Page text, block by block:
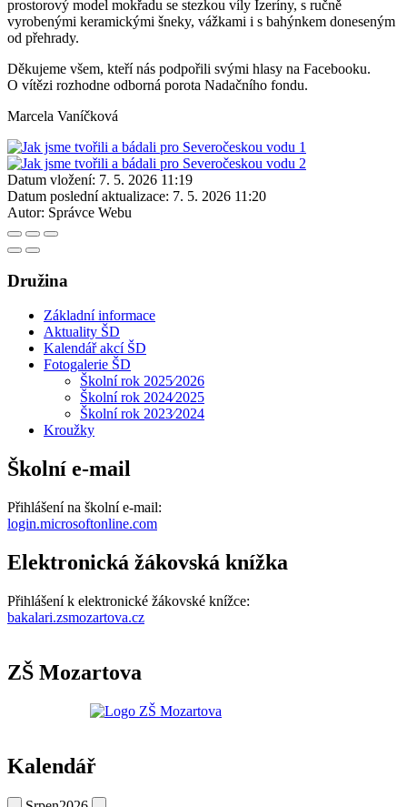
prostorový model mokřadu se stezkou víly Izeríny, s ručně
vyrobenými keramickými šneky, vážkami i s bahýnkem doneseným
od přehrady.
Děkujeme všem, kteří nás podpořili svými hlasy na Facebooku.
O vítězi rozhodne odborná porota Nadačního fondu.
Marcela Vaníčková
Datum vložení: 7. 5. 2026 11:19
Datum poslední aktualizace: 7. 5. 2026 11:20
Autor: Správce Webu
Družina
Základní informace
Aktuality ŠD
Kalendář akcí ŠD
Fotogalerie ŠD
Školní rok 2025⁄2026
Školní rok 2024⁄2025
Školní rok 2023⁄2024
Kroužky
Školní e-mail
Přihlášení na školní e-mail:
login.microsoftonline.com
Elektronická žákovská knížka
Přihlášení k elektronické žákovské knížce:
bakalari.zsmozartova.cz
ZŠ Mozartova
Kalendář